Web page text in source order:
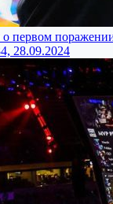
о первом
28.09.2024